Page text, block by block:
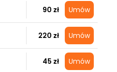
90 zł Umów
220 zł Umów
45 zł Umów